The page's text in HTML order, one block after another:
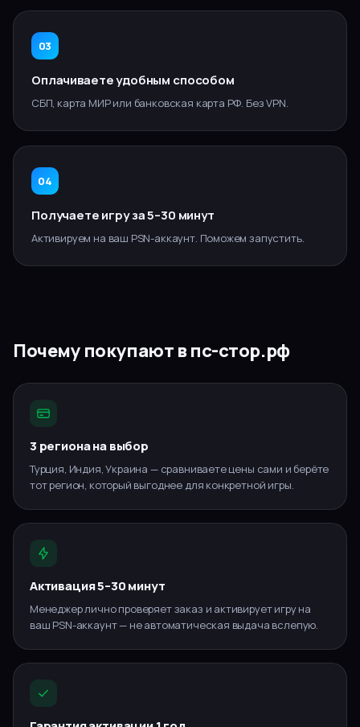
03
Оплачиваете удобным способом
СБП, карта МИР или банковская карта РФ. Без VPN.
04
Получаете игру за 5–30 минут
Активируем на ваш PSN-аккаунт. Поможем запустить.
Почему покупают в пс-стор.рф
3 региона на выбор
Турция, Индия, Украина — сравниваете цены сами и берёте
тот регион, который выгоднее для конкретной игры.
Активация 5–30 минут
Менеджер лично проверяет заказ и активирует игру на
ваш PSN-аккаунт — не автоматическая выдача вслепую.